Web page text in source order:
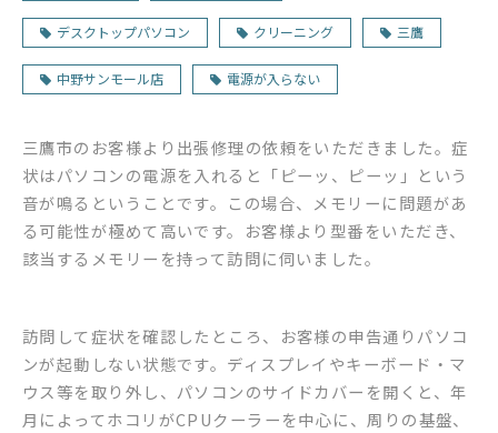
デスクトップパソコン クリーニング 三鷹
中野サンモール店 電源が入らない
三鷹市のお客様より出張修理の依頼をいただきました。症
状はパソコンの電源を入れると「ピーッ、ピーッ」という
音が鳴るということです。この場合、メモリーに問題があ
る可能性が極めて高いです。お客様より型番をいただき、
該当するメモリーを持って訪問に伺いました。
訪問して症状を確認したところ、お客様の申告通りパソコ
ンが起動しない状態です。ディスプレイやキーボード・マ
ウス等を取り外し、パソコンのサイドカバーを開くと、年
月によってホコリがCPUクーラーを中心に、周りの基盤、